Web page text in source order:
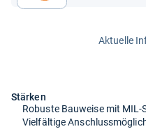
Aktuelle
Stärken
Robuste Bauweise mit MIL-
Vielfältige